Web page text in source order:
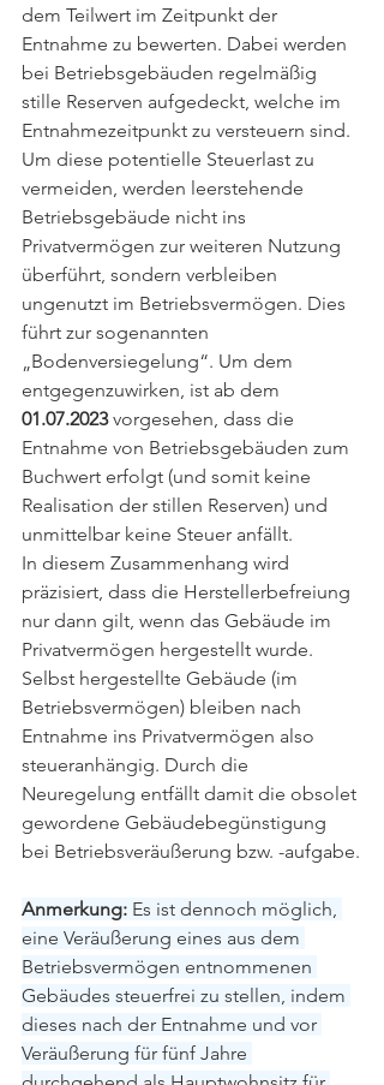
dem Teilwert im Zeitpunkt der
Entnahme zu bewerten. Dabei werden
bei Betriebsgebäuden regelmäßig
stille Reserven aufgedeckt, welche im
Entnahmezeitpunkt zu versteuern sind.
Um diese potentielle Steuerlast zu
vermeiden, werden leerstehende
Betriebsgebäude nicht ins
Privatvermögen zur weiteren Nutzung
überführt, sondern verbleiben
ungenutzt im Betriebsvermögen. Dies
führt zur sogenannten
„Bodenversiegelung“. Um dem
entgegenzuwirken, ist ab dem
01.07.2023 vorgesehen, dass die
Entnahme von Betriebsgebäuden zum
Buchwert erfolgt (und somit keine
Realisation der stillen Reserven) und
unmittelbar keine Steuer anfällt.
In diesem Zusammenhang wird
präzisiert, dass die Herstellerbefreiung
nur dann gilt, wenn das Gebäude im
Privatvermögen hergestellt wurde.
Selbst hergestellte Gebäude (im
Betriebsvermögen) bleiben nach
Entnahme ins Privatvermögen also
steueranhängig. Durch die
Neuregelung entfällt damit die obsolet
gewordene Gebäudebegünstigung
bei Betriebsveräußerung bzw. -aufgabe.
Anmerkung: Es ist dennoch möglich,
eine Veräußerung eines aus dem
Betriebsvermögen entnommenen
Gebäudes steuerfrei zu stellen, indem
dieses nach der Entnahme und vor
Veräußerung für fünf Jahre